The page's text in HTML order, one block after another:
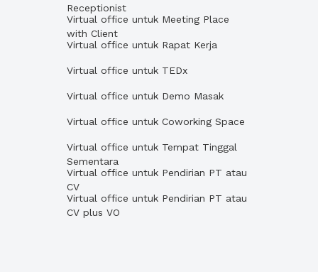
Receptionist
Virtual office untuk Meeting Place
with Client
Virtual office untuk Rapat Kerja
Virtual office untuk TEDx
Virtual office untuk Demo Masak
Virtual office untuk Coworking Space
Virtual office untuk Tempat Tinggal
Sementara
Virtual office untuk Pendirian PT atau
CV
Virtual office untuk Pendirian PT atau
CV plus VO